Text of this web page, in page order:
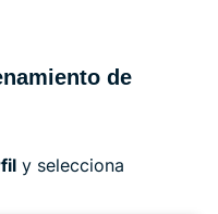
de
y selecciona